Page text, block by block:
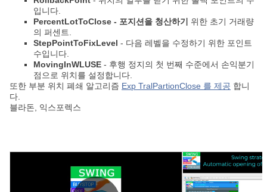
입니다.
PercentLotToClose - 포지션을 청산하기
위한 초기 거래량
의 퍼센트.
StepPointToFixLevel - 다음 레벨을 수정하기 위한 포인트
수입니다.
MovingInWLUSE - 후행 정지의 첫 번째 수준에서 손익분기
점으로 위치를 설정합니다.
또한 부분 위치 폐쇄 알고리즘 Exp TralPartionClose 를 제공 합니
다.
블라돈, 익스포렉스